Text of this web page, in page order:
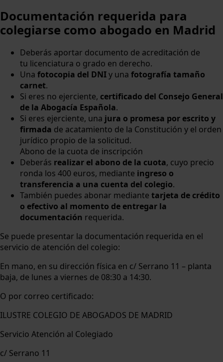
Documentación requerida para
colegiarse como abogado en Madrid
Deberás aportar documento de acreditación de
tu licenciatura o grado en derecho.
Una fotocopia del DNIy una fotografía tamaño
carnet.
Si eres no ejerciente, certificado del Consejo General
de la Abogacía Española.
Si eres ejerciente, una jura o promesa por escrito y
firmada de acatamiento de la Constitución y el orden
jurídico propio de la solicitud.
Abono de la cuota de inscripción
Deberás realizar el abono de la cuota, cuyo precio
ronda los 400 euros, mediante ingreso o
transferencia a una cuenta del colegio.
También puedes abonar mediante tarjeta de crédito
o efectivo al momento de entregar la
documentación requerida.
Se puede presentar la documentación requerida en el
servicio de atención del colegio:
En mano, en su dirección física en c/ Serrano 11 – planta
baja, de lunes a viernes de 08:30 a 14:30.
O por correo certificado:
ILUSTRE COLEGIO DE ABOGADOS DE MADRID
Servicio Atención al Colegiado
c/ Serrano 11